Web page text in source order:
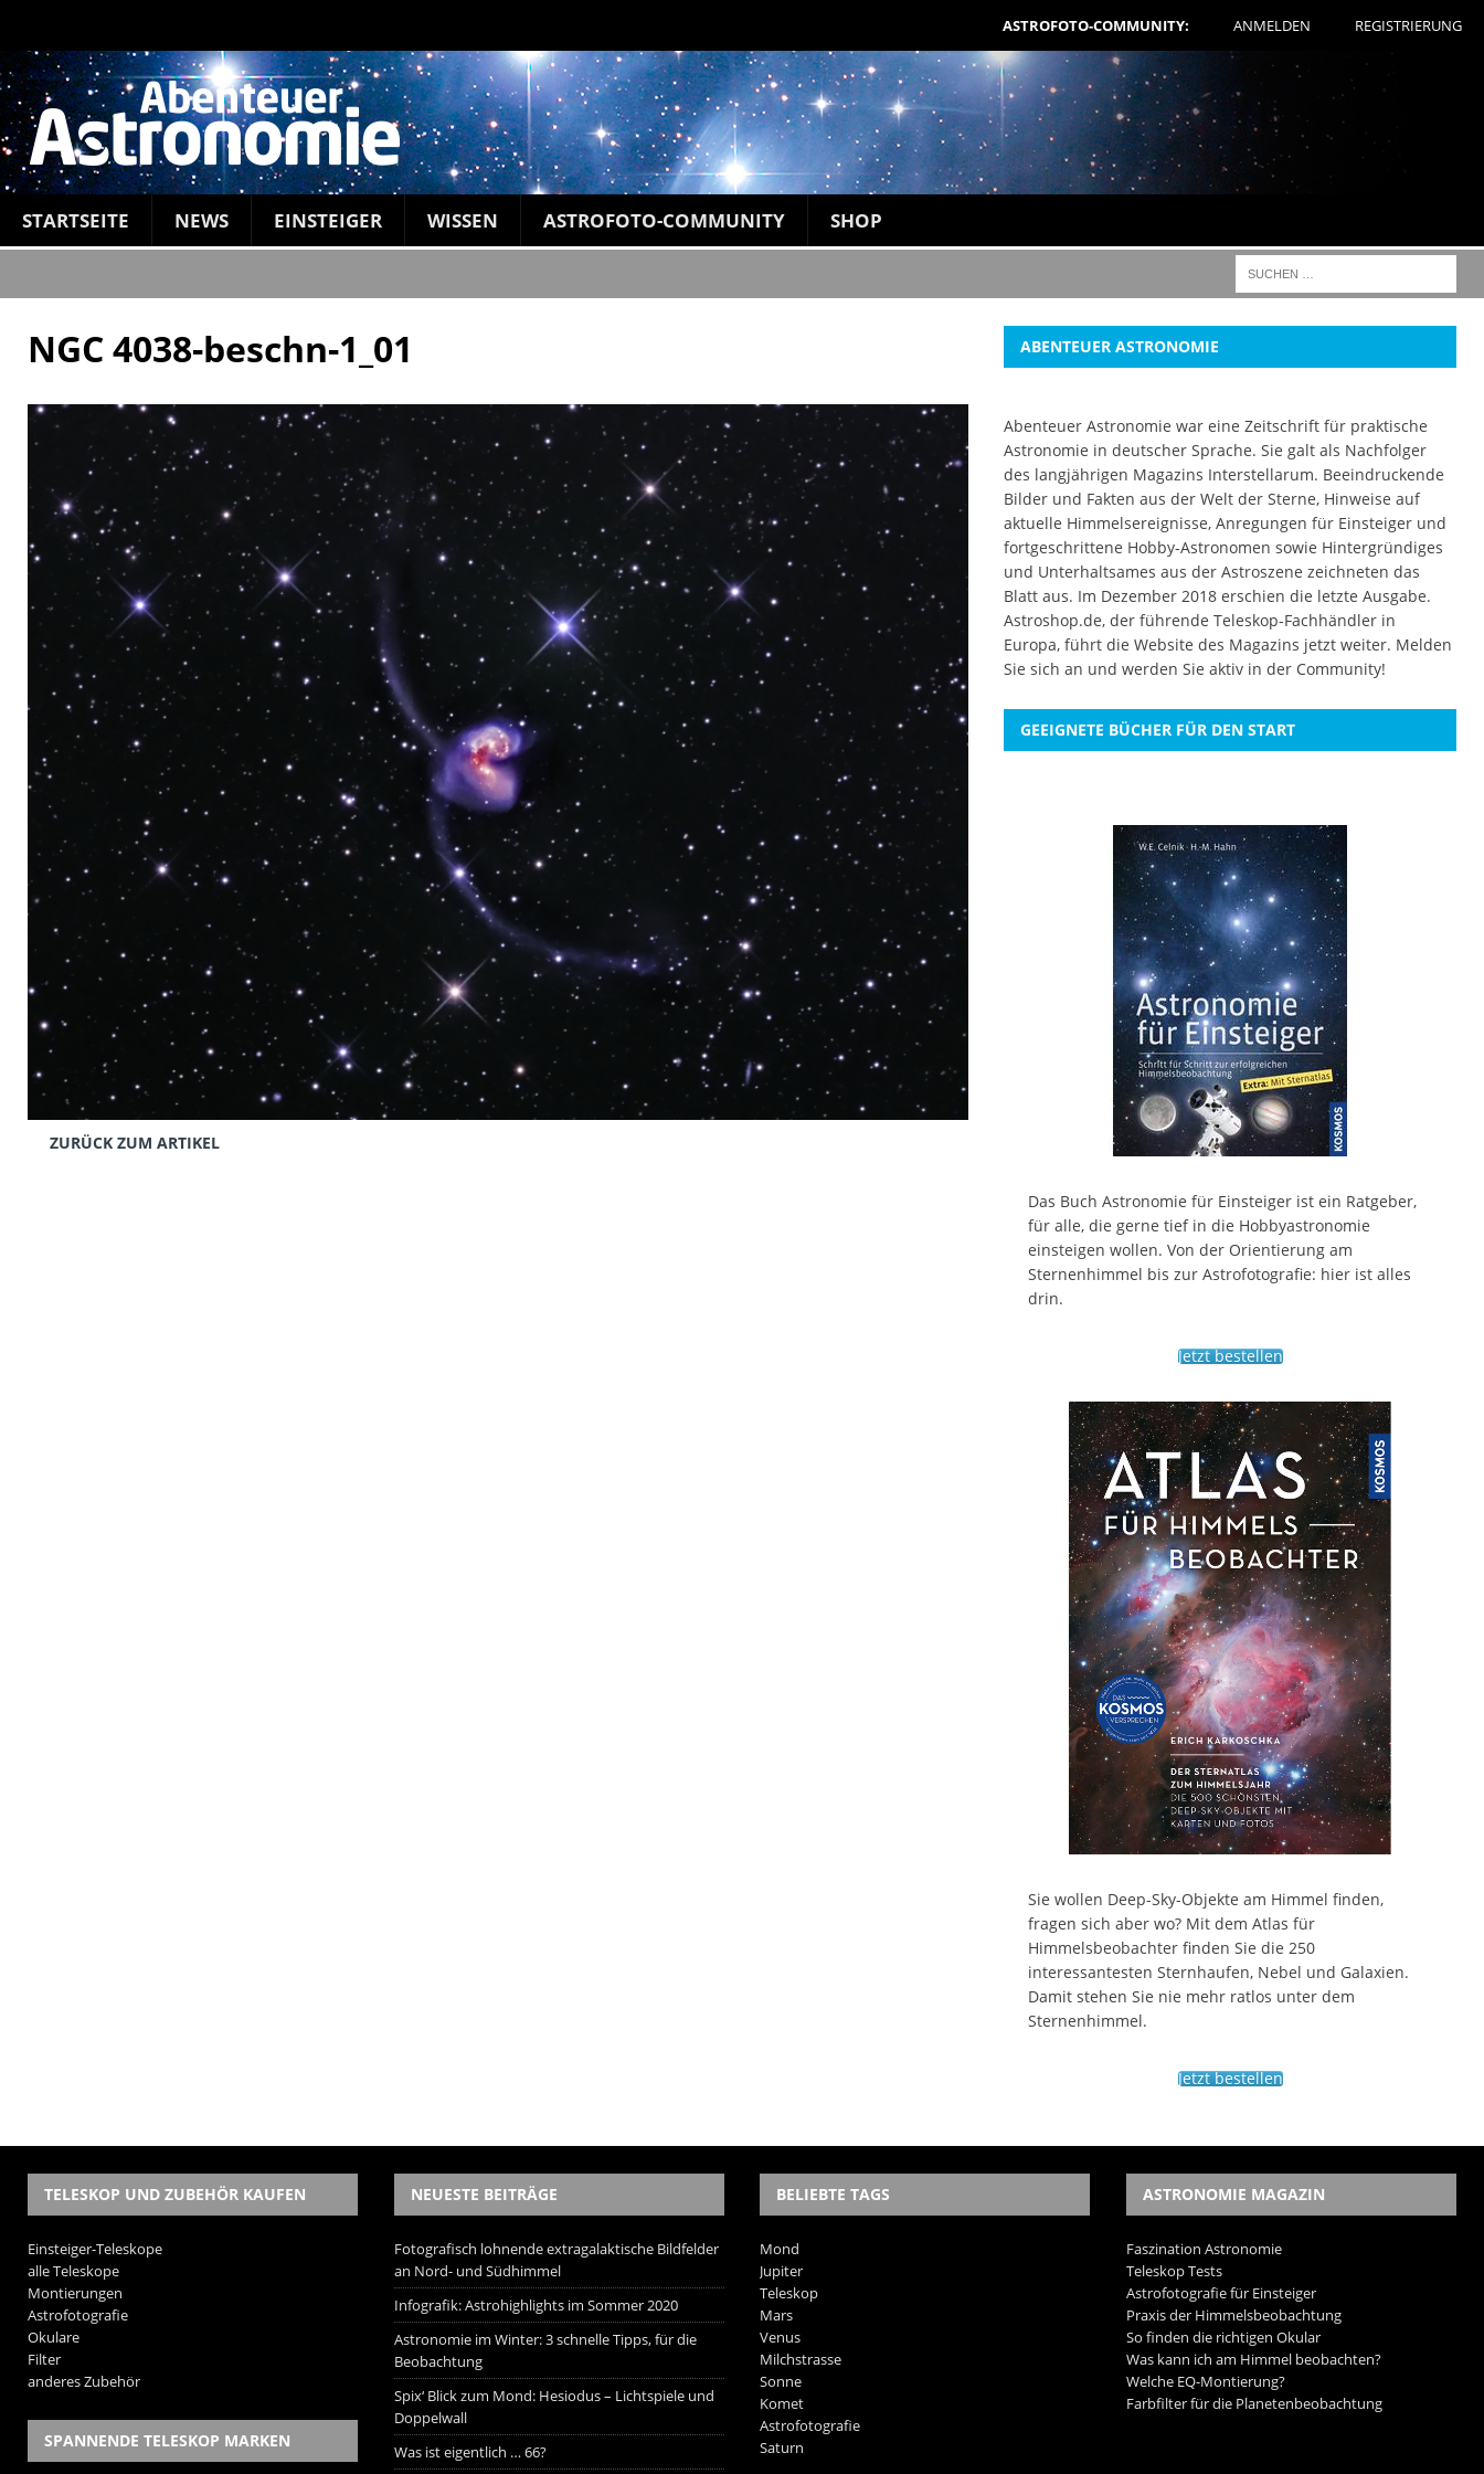
ASTROFOTO-COMMUNITY: ANMELDEN REGISTRIERUNG
STARTSEITE NEWS EINSTEIGER WISSEN ASTROFOTO-COMMUNITY SHOP
NGC 4038-beschn-1_01
ZURÜCK ZUM ARTIKEL
ABENTEUER ASTRONOMIE
Abenteuer Astronomie war eine Zeitschrift für praktische
Astronomie in deutscher Sprache. Sie galt als Nachfolger
des langjährigen Magazins Interstellarum. Beeindruckende
Bilder und Fakten aus der Welt der Sterne, Hinweise auf
aktuelle Himmelsereignisse, Anregungen für Einsteiger und
fortgeschrittene Hobby-Astronomen sowie Hintergründiges
und Unterhaltsames aus der Astroszene zeichneten das
Blatt aus. Im Dezember 2018 erschien die letzte Ausgabe.
Astroshop.de, der führende Teleskop-Fachhändler in
Europa, führt die Website des Magazins jetzt weiter. Melden
Sie sich an und werden Sie aktiv in der Community!
GEEIGNETE BÜCHER FÜR DEN START
Das Buch Astronomie für Einsteiger ist ein Ratgeber,
für alle, die gerne tief in die Hobbyastronomie
einsteigen wollen. Von der Orientierung am
Sternenhimmel bis zur Astrofotografie: hier ist alles
drin.
Jetzt bestellen
Sie wollen Deep-Sky-Objekte am Himmel finden,
fragen sich aber wo? Mit dem Atlas für
Himmelsbeobachter finden Sie die 250
interessantesten Sternhaufen, Nebel und Galaxien.
Damit stehen Sie nie mehr ratlos unter dem
Sternenhimmel.
Jetzt bestellen
TELESKOP UND ZUBEHÖR KAUFEN
Einsteiger-Teleskope
alle Teleskope
Montierungen
Astrofotografie
Okulare
Filter
anderes Zubehör
SPANNENDE TELESKOP MARKEN
NEUESTE BEITRÄGE
Fotografisch lohnende extragalaktische Bildfelder
an Nord- und Südhimmel
Infografik: Astrohighlights im Sommer 2020
Astronomie im Winter: 3 schnelle Tipps, für die
Beobachtung
Spix‘ Blick zum Mond: Hesiodus – Lichtspiele und
Doppelwall
Was ist eigentlich … 66?
BELIEBTE TAGS
Mond
Jupiter
Teleskop
Mars
Venus
Milchstrasse
Sonne
Komet
Astrofotografie
Saturn
ASTRONOMIE MAGAZIN
Faszination Astronomie
Teleskop Tests
Astrofotografie für Einsteiger
Praxis der Himmelsbeobachtung
So finden die richtigen Okular
Was kann ich am Himmel beobachten?
Welche EQ-Montierung?
Farbfilter für die Planetenbeobachtung